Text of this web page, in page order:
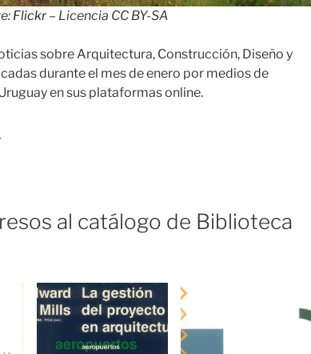
Flickr– Licencia CC BY-SA
sobre Arquitectura, Construcción, Diseño y
durante el mes de enero por medios de
en sus plataformas online.
enero
al catálogo de Biblioteca